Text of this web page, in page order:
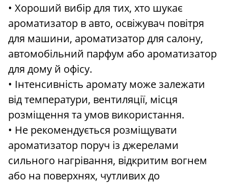
• Хороший вибір для тих, хто шукає
ароматизатор в авто, освіжувач повітря
для машини, ароматизатор для салону,
автомобільний парфум або ароматизатор
для дому й офісу.
• Інтенсивність аромату може залежати
від температури, вентиляції, місця
розміщення та умов використання.
• Не рекомендується розміщувати
ароматизатор поруч із джерелами
сильного нагрівання, відкритим вогнем
або на поверхнях, чутливих до